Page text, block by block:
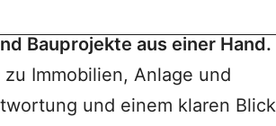
Bauprojekte aus einer Hand.
Immobilien, Anlage und
und einem klaren Blick